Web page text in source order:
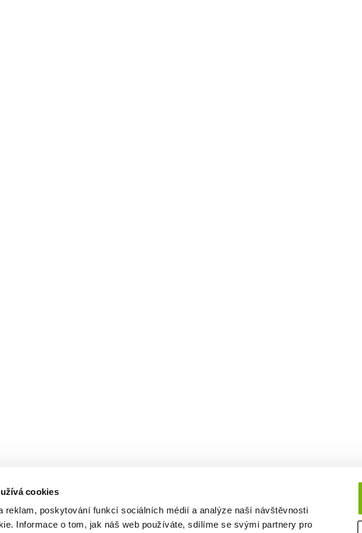
cookies
reklam, poskytování funkcí sociálních médií a analýze naší návštěvnosti
Informace o tom, jak náš web používáte, sdílíme se svými partnery pro